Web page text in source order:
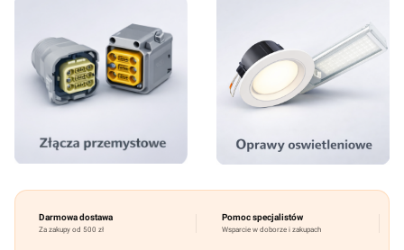
Darmowa dostawa
Za zakupy od 500 zł
Pomoc specjalistów
Wsparcie w doborze i zakupach